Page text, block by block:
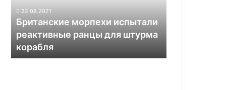
штурма
корабля
22.08.2021
Британские морпехи испытали
реактивные ранцы для штурма
корабля